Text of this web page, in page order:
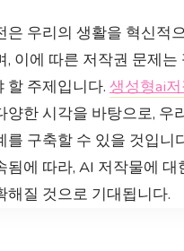
은 우리의 생활을 혁신적
, 이에 따른 저작권 문제는
할 주제입니다. 생성형ai
양한 시각을 바탕으로, 우
를 구축할 수 있을 것입니
됨에 따라, AI 저작물에 대
해질 것으로 기대됩니다.